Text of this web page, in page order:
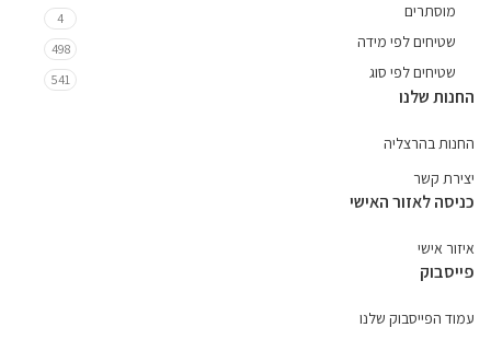
מוסתרים 4
שטיחים לפי מידה 498
שטיחים לפי סוג 541
החנות שלנו
החנות בהרצליה
יצירת קשר
כניסה לאזור האישי
איזור אישי
פייסבוק
עמוד הפייסבוק שלנו